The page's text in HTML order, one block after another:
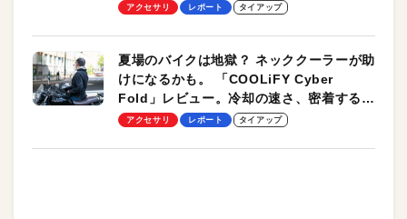
ーも
アクセサリ レポート タイアップ
夏場のバイクは地獄？ ネッククーラーが助
けになるかも。 「COOLiFY Cyber
Fold」レビュー。冷却の速さ、密着する冷
却プレート、シンプルな操作性がグッド！
アクセサリ レポート タイアップ